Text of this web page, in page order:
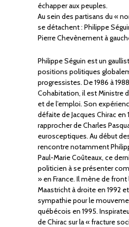
échapper aux peuples.
Au sein des partisans du «
se détachent : Philippe
Pierre Chevènement à
Philippe Séguin est un
positions politiques
progressistes. De 1986 à
Cohabitation, il est Ministre
et de l’emploi. Son
défaite de Jacques Chirac en
rapprocher de Charles
eurosceptiques. Au début
rencontre notamment
Paul-Marie Coûteaux, ce
politicien à se présenter
» en France. Il mène de
Maastricht à droite en 1992
sympathie pour le
québécois en 1995.
de Chirac sur la « fracture